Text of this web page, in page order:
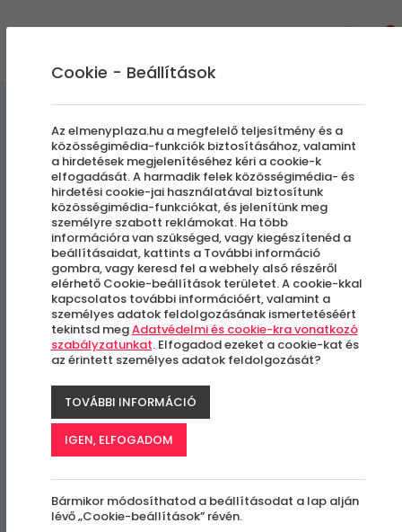
Sinrin-Joku | Erdőfürdőzés a
Mátrában
Mátrafüred
Cookie - Beállítások
Az elmenyplaza.hu a megfelelő teljesítmény és a
közösségimédia-funkciók biztosításához, valamint
a hirdetések megjelenítéséhez kéri a cookie-k
elfogadását. A harmadik felek közösségimédia- és
hirdetési cookie-jai használatával biztosítunk
közösségimédia-funkciókat, és jelenítünk meg
személyre szabott reklámokat. Ha több
információra van szükséged, vagy kiegészítenéd a
beállításaidat, kattints a További információ
gombra, vagy keresd fel a webhely alsó részéről
elérhető Cookie-beállítások területet. A cookie-kkal
kapcsolatos további információért, valamint a
személyes adatok feldolgozásának ismertetéséért
tekintsd megAdatvédelmi és cookie-kra vonatkozó
szabályzatunkat. Elfogadod ezeket a cookie-kat és
az érintett személyes adatok feldolgozását?
TOVÁBBI INFORMÁCIÓ
IGEN, ELFOGADOM
Bármikor módosíthatod a beállításodat a lap alján
lévő „Cookie-beállítások” révén.